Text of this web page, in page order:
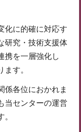
化に的確に対応す
研究・技術支援体
携を一層強化し
す。
係各位におかれま
当センターの運営